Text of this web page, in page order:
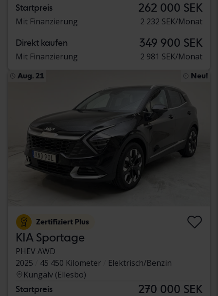
Startpreis 262 000 SEK
Mit Finanzierung 2 232 SEK/Monat
Direkt kaufen 349 900 SEK
Mit Finanzierung 2 981 SEK/Monat
Aug. 21 Neu!
Zertifiziert Plus
KIA Sportage
PHEV AWD
2025
45 450 Kilometer
Elektrisch/Benzin
Kungälv (Ellesbo)
Startpreis 270 000 SEK